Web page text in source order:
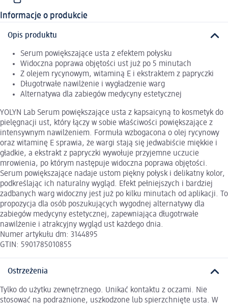
Informacje o produkcie
Opis produktu
Serum powiększające usta z efektem połysku
Widoczna poprawa objętości ust już po 5 minutach
Z olejem rycynowym, witaminą E i ekstraktem z papryczki
Długotrwałe nawilżenie i wygładzenie warg
Alternatywa dla zabiegów medycyny estetycznej
YOLYN Lab Serum powiększające usta z kapsaicyną to kosmetyk do
pielęgnacji ust, który łączy w sobie właściwości powiększające z
intensywnym nawilżeniem. Formuła wzbogacona o olej rycynowy
oraz witaminę E sprawia, że wargi stają się jedwabiście miękkie i
gładkie, a ekstrakt z papryczki wywołuje przyjemne uczucie
mrowienia, po którym następuje widoczna poprawa objętości.
Serum powiększające nadaje ustom piękny połysk i delikatny kolor,
podkreślając ich naturalny wygląd. Efekt pełniejszych i bardziej
zadbanych warg widoczny jest już po kilku minutach od aplikacji. To
propozycja dla osób poszukujących wygodnej alternatywy dla
zabiegów medycyny estetycznej, zapewniająca długotrwałe
nawilżenie i atrakcyjny wygląd ust każdego dnia.
Numer artykułu dm: 3144895
GTIN: 5901785010855
Ostrzeżenia
Tylko do użytku zewnętrznego. Unikać kontaktu z oczami. Nie
stosować na podrażnione, uszkodzone lub spierzchnięte usta. W